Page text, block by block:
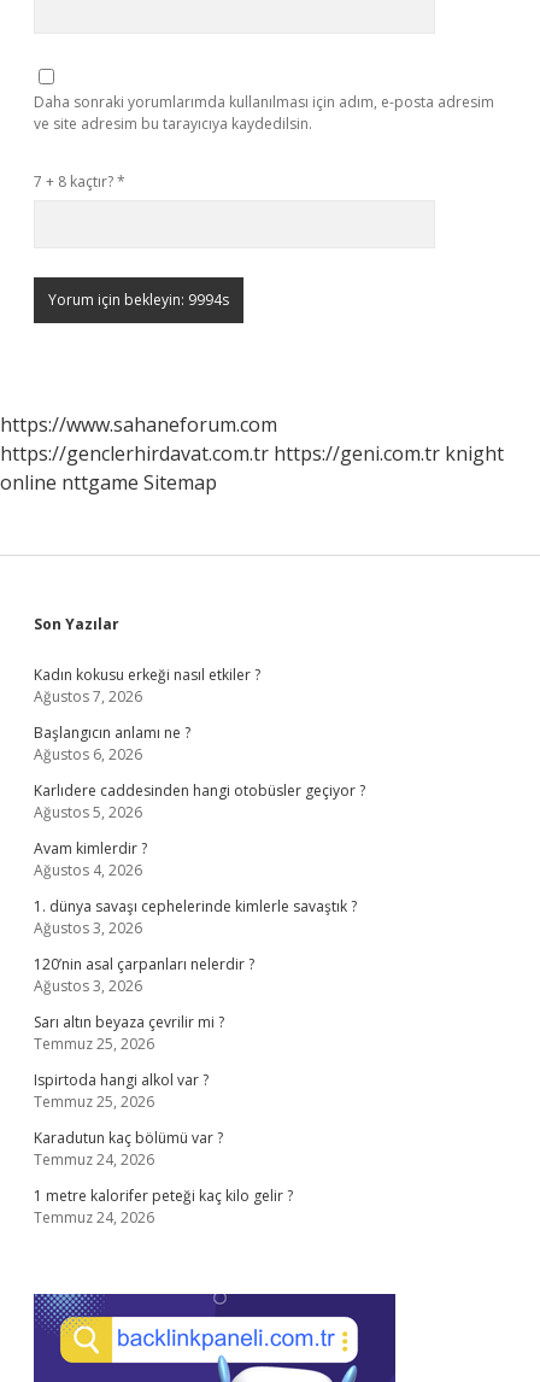
Daha sonraki yorumlarımda kullanılması için adım, e-posta adresim
ve site adresim bu tarayıcıya kaydedilsin.
7 + 8 kaçtır?*
https://www.sahaneforum.com
https://genclerhirdavat.com.tr https://geni.com.tr knight
online nttgame Sitemap
Sidebar
Son Yazılar
Kadın kokusu erkeği nasıl etkiler ?
Ağustos 7, 2026
Başlangıcın anlamı ne ?
Ağustos 6, 2026
Karlıdere caddesinden hangi otobüsler geçiyor ?
Ağustos 5, 2026
Avam kimlerdir ?
Ağustos 4, 2026
1. dünya savaşı cephelerinde kimlerle savaştık ?
Ağustos 3, 2026
120’nin asal çarpanları nelerdir ?
Ağustos 3, 2026
Sarı altın beyaza çevrilir mi ?
Temmuz 25, 2026
Ispirtoda hangi alkol var ?
Temmuz 25, 2026
Karadutun kaç bölümü var ?
Temmuz 24, 2026
1 metre kalorifer peteği kaç kilo gelir ?
Temmuz 24, 2026